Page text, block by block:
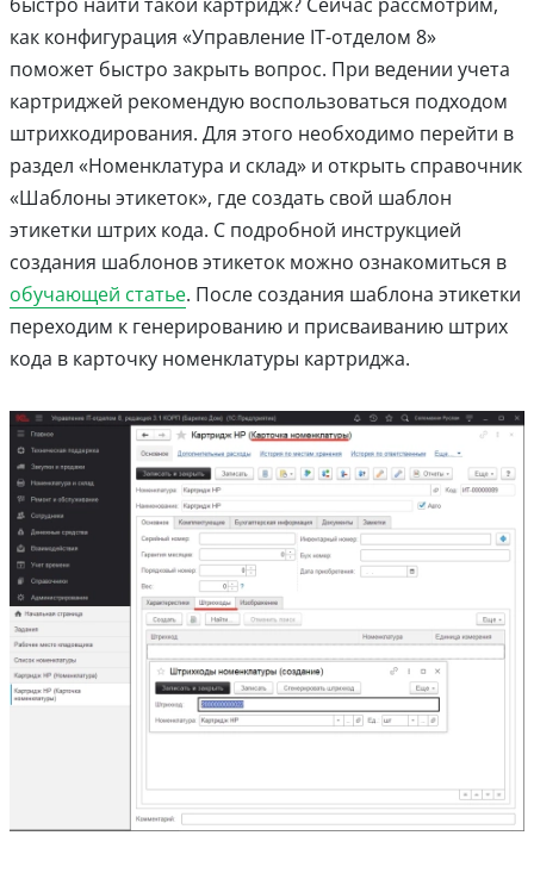
как конфигурация «Управление IT-отделом 8»
поможет быстро закрыть вопрос. При ведении учета
картриджей рекомендую воспользоваться подходом
штрихкодирования. Для этого необходимо перейти в
раздел «Номенклатура и склад» и открыть справочник
«Шаблоны этикеток», где создать свой шаблон
этикетки штрих кода. С подробной инструкцией
создания шаблонов этикеток можно ознакомиться в
обучающей статье. После создания шаблона этикетки
переходим к генерированию и присваиванию штрих
кода в карточку номенклатуры картриджа.